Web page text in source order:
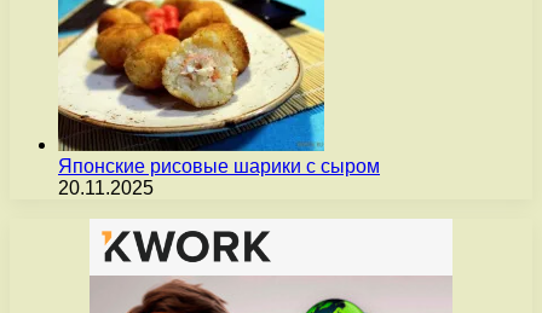
Японские рисовые шарики с сыром
20.11.2025